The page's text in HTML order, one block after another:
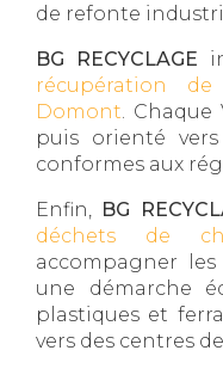
de refonte
BG RECYCLAGE
récupération
Domont. Chaque
puis orienté
conformes aux
Enfin, BG
déchets de
accompagner
une démarche
plastiques et
vers des centres